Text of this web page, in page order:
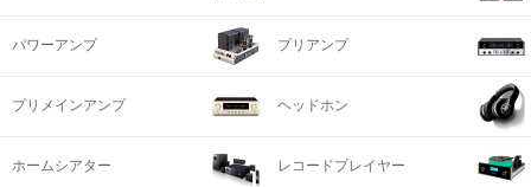
パワーアンプ プリアンプ
プリメインアンプ ヘッドホン
ホームシアター レコードプレイヤー